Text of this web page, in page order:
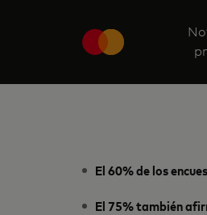
El 60% de los
El 75% también